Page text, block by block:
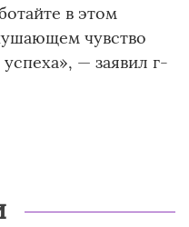
в этом
чувство
— заявил г-